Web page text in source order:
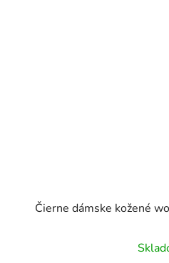
Čierne dámske kožené